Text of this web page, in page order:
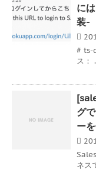
に
装-
# ts-
ス：
グ
ー
ネス